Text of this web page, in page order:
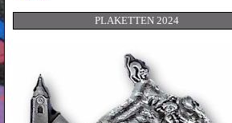
PLAKETTEN 2024